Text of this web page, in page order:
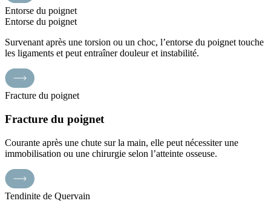
Entorse du poignet
Entorse du poignet
Survenant après une torsion ou un choc, l’entorse du poignet touche
les ligaments et peut entraîner douleur et instabilité.
Fracture du poignet
Fracture du poignet
Courante après une chute sur la main, elle peut nécessiter une
immobilisation ou une chirurgie selon l’atteinte osseuse.
Tendinite de Quervain